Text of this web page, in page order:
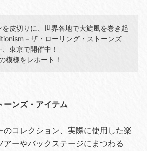
皮切りに、世界各地で大旋風を巻き起
－ザ・ローリング・ストーンズ
東京で開催中！
模様をレポート！
ンズ・アイテム
のコレクション、実際に使用した楽
ーやバックステージにまつわる